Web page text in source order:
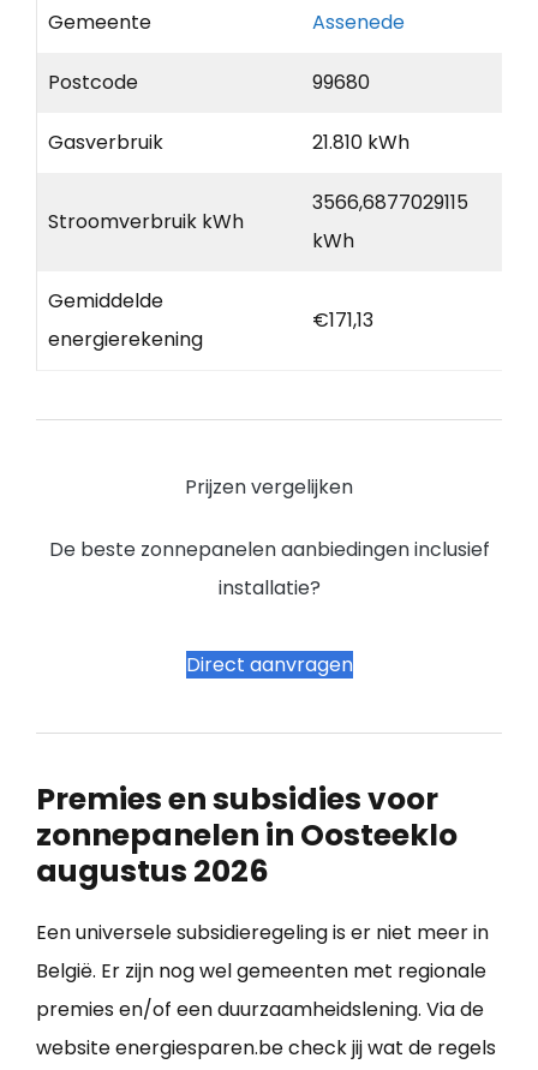
Gemeente Assenede
Postcode 99680
Gasverbruik 21.810 kWh
Stroomverbruik kWh
3566,6877029115
kWh
Gemiddelde
energierekening
€171,13
Prijzen vergelijken
De beste zonnepanelen aanbiedingen inclusief
installatie?
Direct aanvragen
Premies en subsidies voor
zonnepanelen in Oosteeklo
augustus 2026
Een universele subsidieregeling is er niet meer in
België. Er zijn nog wel gemeenten met regionale
premies en/of een duurzaamheidslening. Via de
website energiesparen.be check jij wat de regels